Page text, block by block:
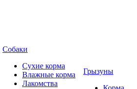
Собаки
Сухие корма
Влажные корма
Лакомства
Грызуны